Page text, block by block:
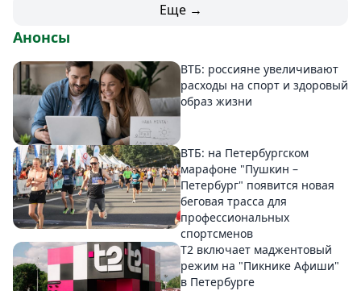
Еще →
Анонсы
ВТБ: россияне увеличивают
расходы на спорт и здоровый
образ жизни
ВТБ: на Петербургском
марафоне "Пушкин –
Петербург" появится новая
беговая трасса для
профессиональных
спортсменов
Т2 включает маджентовый
режим на "Пикнике Афиши"
в Петербурге